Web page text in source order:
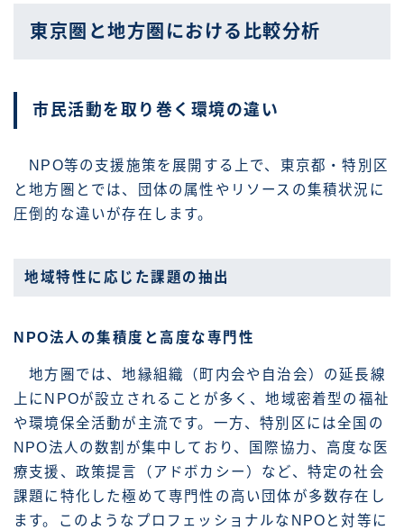
東京圏と地方圏における比較分析
市民活動を取り巻く環境の違い
NPO等の支援施策を展開する上で、東京都・特別区
と地方圏とでは、団体の属性やリソースの集積状況に
圧倒的な違いが存在します。
地域特性に応じた課題の抽出
NPO法人の集積度と高度な専門性
地方圏では、地縁組織（町内会や自治会）の延長線
上にNPOが設立されることが多く、地域密着型の福祉
や環境保全活動が主流です。一方、特別区には全国の
NPO法人の数割が集中しており、国際協力、高度な医
療支援、政策提言（アドボカシー）など、特定の社会
課題に特化した極めて専門性の高い団体が多数存在し
ます。このようなプロフェッショナルなNPOと対等に